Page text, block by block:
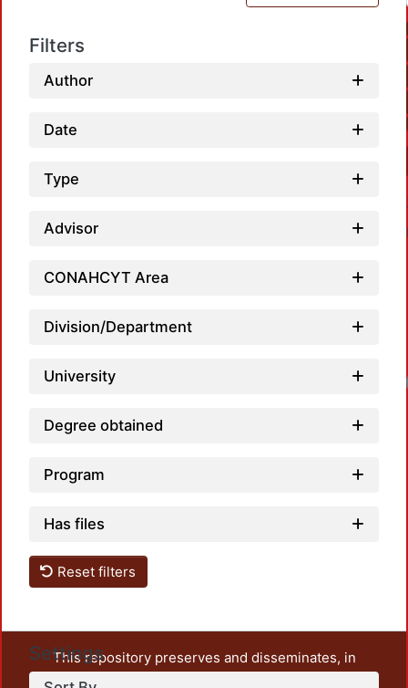
Filters
Author
Date
Type
Advisor
CONAHCYT Area
Division/Department
University
Degree obtained
Program
Has files
Reset filters
Settings
This repository preserves and disseminates, in
unrestricted open access, the teaching and research